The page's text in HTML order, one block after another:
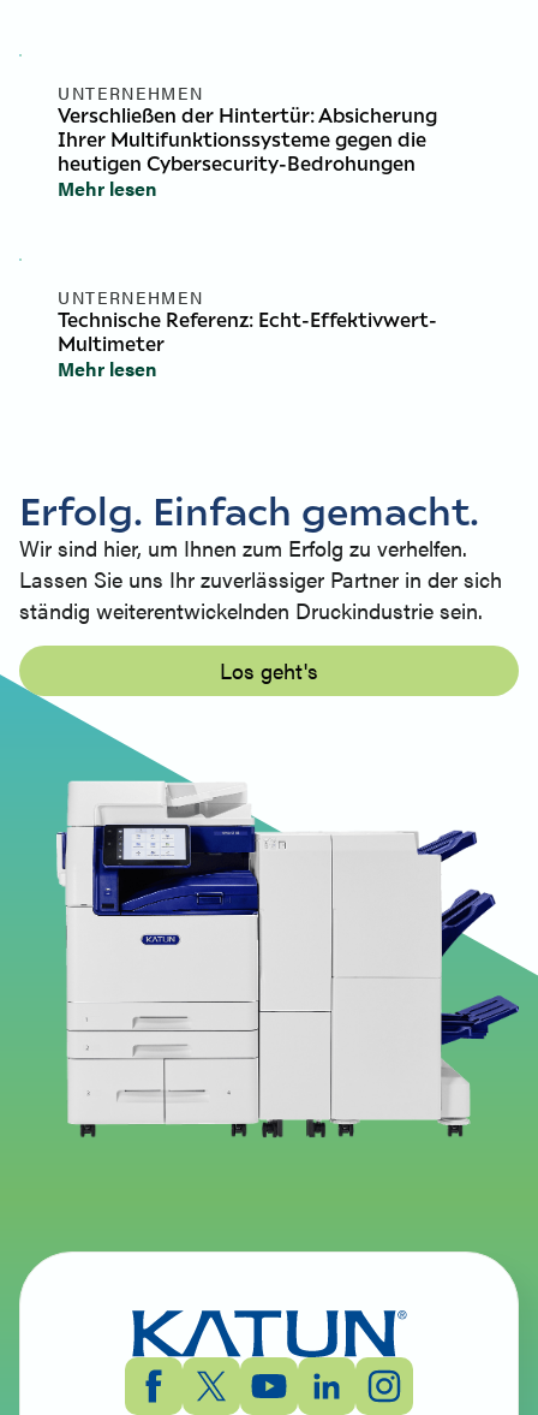
UNTERNEHMEN
Verschließen der Hintertür: Absicherung
Ihrer Multifunktionssysteme gegen die
heutigen Cybersecurity-Bedrohungen
Mehr lesen
UNTERNEHMEN
Technische Referenz: Echt-Effektivwert-
Multimeter
Mehr lesen
Erfolg. Einfach gemacht.
Wir sind hier, um Ihnen zum Erfolg zu verhelfen.
Lassen Sie uns Ihr zuverlässiger Partner in der sich
ständig weiterentwickelnden Druckindustrie sein.
Los geht's